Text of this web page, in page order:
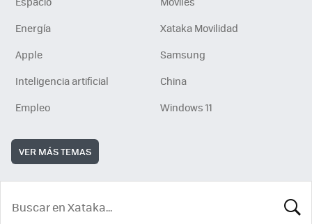
Energía
Xataka Movilidad
Apple
Samsung
Inteligencia artificial
China
Empleo
Windows 11
VER MÁS TEMAS